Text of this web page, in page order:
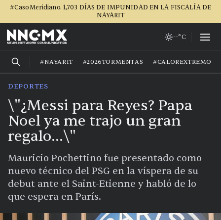
#CasoMeridiano. 1,703 DÍAS DE IMPUNIDAD EN LA FISCALÍA DE
NAYARIT
--°C
#NAYARIT #2026TORMENTAS #CALOREXTREMO
DEPORTES
\"¿Messi para Reyes? Papa
Noel ya me trajo un gran
regalo...\"
Mauricio Pochettino fue presentado como
nuevo técnico del PSG en la víspera de su
debut ante el Saint-Etienne y habló de lo
que espera en París.